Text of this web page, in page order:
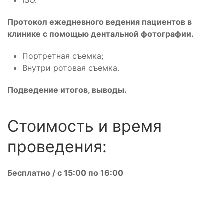
Протокол ежедневного ведения пациентов в
клинике с помощью дентальной фотографии.
Портретная съемка;
Внутри ротовая съемка.
Подведение итогов, выводы.
Стоимость и время
проведения:
Бесплатно / с 15:00 по 16:00